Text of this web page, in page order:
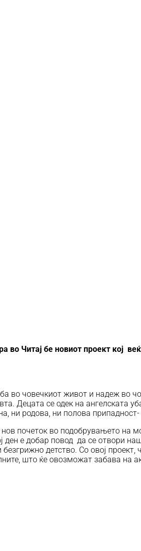
во Читај бе новиот проект кој
во човечкиот живот и надеж во
Децата се одек на ангелската
ни родова, ни полова
почеток во подобрувањето на
ден е добар повод да се отвори
детство. Со овој проект,
што ќе овозможат забава на